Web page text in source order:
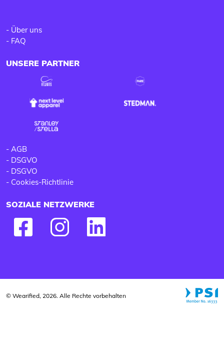
- Über uns
- FAQ
UNSERE PARTNER
- AGB
- DSGVO
- DSGVO
- Cookies-Richtlinie
SOZIALE NETZWERKE
© Wearified, 2026. Alle Rechte vorbehalten